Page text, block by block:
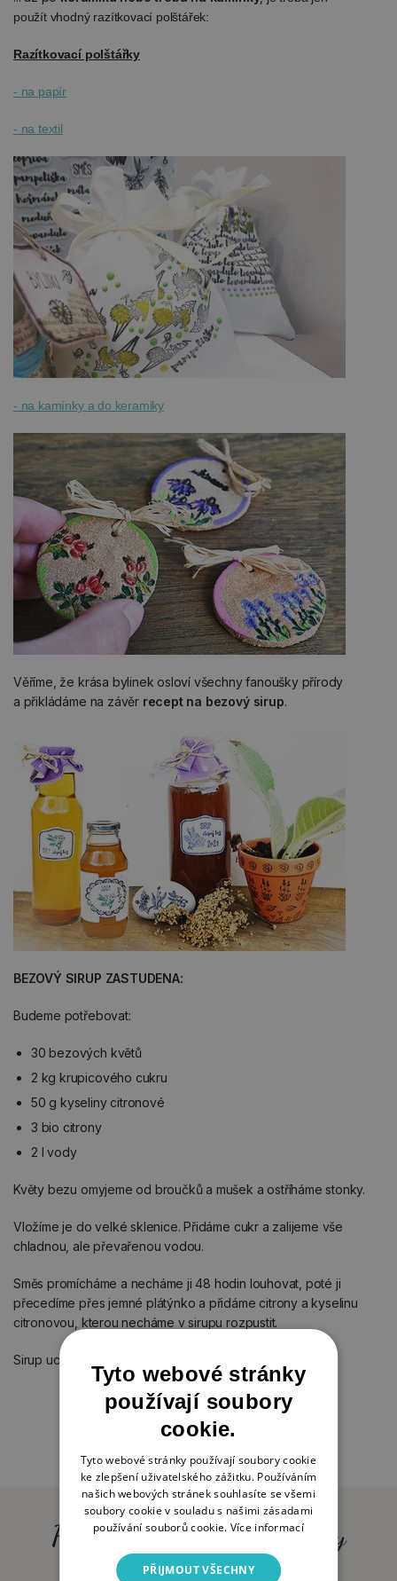
použít vhodný razítkovací polštářek:
Razítkovací polštářky
- na papír
- na textil
- na kamínky a do keramiky
Věříme, že krása bylinek osloví všechny fanoušky přírody
a přikládáme na závěr recept na bezový sirup.
BEZOVÝ SIRUP ZASTUDENA:
Budeme potřebovat:
30 bezových květů
2 kg krupicového cukru
50 g kyseliny citronové
3 bio citrony
2 l vody
Květy bezu omyjeme od broučků a mušek a ostříháme stonky.
Vložíme je do velké sklenice. Přidáme cukr a zalijeme vše
chladnou, ale převařenou vodou.
Směs promícháme a necháme ji 48 hodin louhovat, poté ji
přecedíme přes jemné plátýnko a přidáme citrony a kyselinu
citronovou, kterou necháme v sirupu rozpustit.
Sirup uchovávejte na tmavém místě.
Produkty, které by vás mohly
zajímat (1)
Tyto webové stránky
používají soubory
cookie.
Tyto webové stránky používají soubory cookie
ke zlepšení uživatelského zážitku. Používáním
našich webových stránek souhlasíte se všemi
soubory cookie v souladu s našimi zásadami
používání souborů cookie. Více informací
PŘIJMOUT VŠECHNY